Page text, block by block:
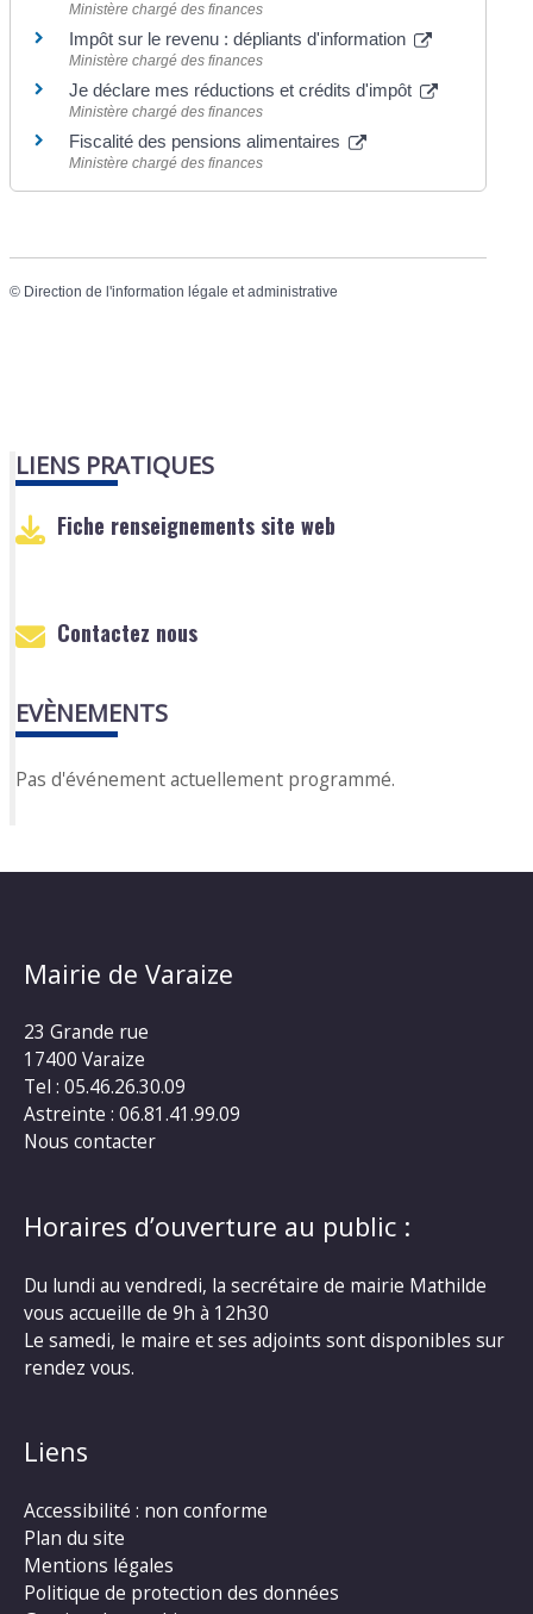
Ministère chargé des finances
Impôt sur le revenu : dépliants d'information
Ministère chargé des finances
Je déclare mes réductions et crédits d'impôt
Ministère chargé des finances
Fiscalité des pensions alimentaires
Ministère chargé des finances
© Direction de l'information légale et administrative
LIENS PRATIQUES
Fiche renseignements site web
Contactez nous
EVÈNEMENTS
Pas d'événement actuellement programmé.
Mairie de Varaize
23 Grande rue
17400 Varaize
Tel : 05.46.26.30.09
Astreinte : 06.81.41.99.09
Nous contacter
Horaires d’ouverture au public :
Du lundi au vendredi, la secrétaire de mairie Mathilde
vous accueille de 9h à 12h30
Le samedi, le maire et ses adjoints sont disponibles sur
rendez vous.
Liens
Accessibilité : non conforme
Plan du site
Mentions légales
Politique de protection des données